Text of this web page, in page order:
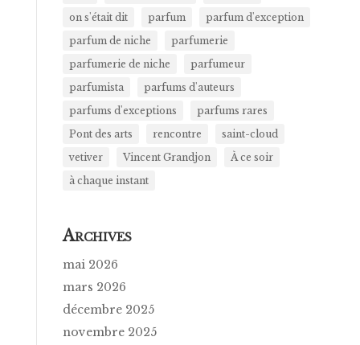
on s'était dit
parfum
parfum d'exception
parfum de niche
parfumerie
parfumerie de niche
parfumeur
parfumista
parfums d'auteurs
parfums d'exceptions
parfums rares
Pont des arts
rencontre
saint-cloud
vetiver
Vincent Grandjon
À ce soir
à chaque instant
ARCHIVES
mai 2026
mars 2026
décembre 2025
novembre 2025